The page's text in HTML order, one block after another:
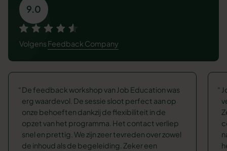
9.0
VolgensFeedback Company
De feedback workshop van Job Education was
erg waardevol. De sessie sloot perfect aan op
onze behoeften dankzij de flexibiliteit in de
opzet van het programma. Het contact verliep
snel en prettig. We zijn zeer tevreden over zowel
de inhoud als de begeleiding. Zeker een